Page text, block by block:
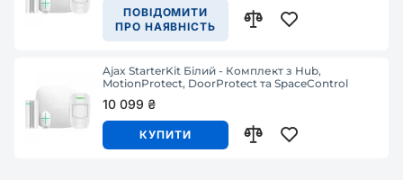
ПОВІДОМИТИ
ПРО НАЯВНІСТЬ
Ajax StarterKit Білий - Комплект з Hub,
MotionProtect, DoorProtect та SpaceControl
10 099 ₴
КУПИТИ